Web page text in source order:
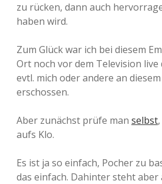
zu rücken, dann auch
haben wird.
Zum Glück war ich bei diesem
Ort noch vor dem Television live
evtl. mich oder andere an
erschossen.
Aber zunächst prüfe man selbst
aufs Klo.
Es ist ja so einfach, Pocher zu
das einfach. Dahinter steht